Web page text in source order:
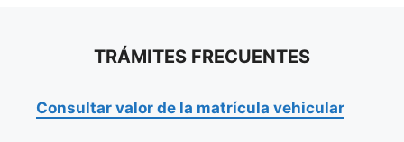
TRÁMITES FRECUENTES
Consultar valor de la matrícula vehicular